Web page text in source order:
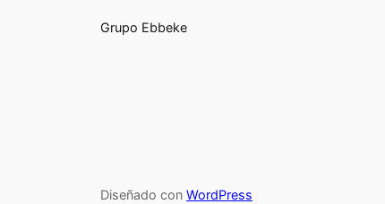
Grupo Ebbeke
Diseñado con WordPress